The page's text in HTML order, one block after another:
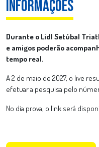
Informações
Durante o Lidl Setúbal
e amigos poderão
tempo real.
A 2 de maio de 2027, o live
efetuar a pesquisa pelo
No dia prova, o link será